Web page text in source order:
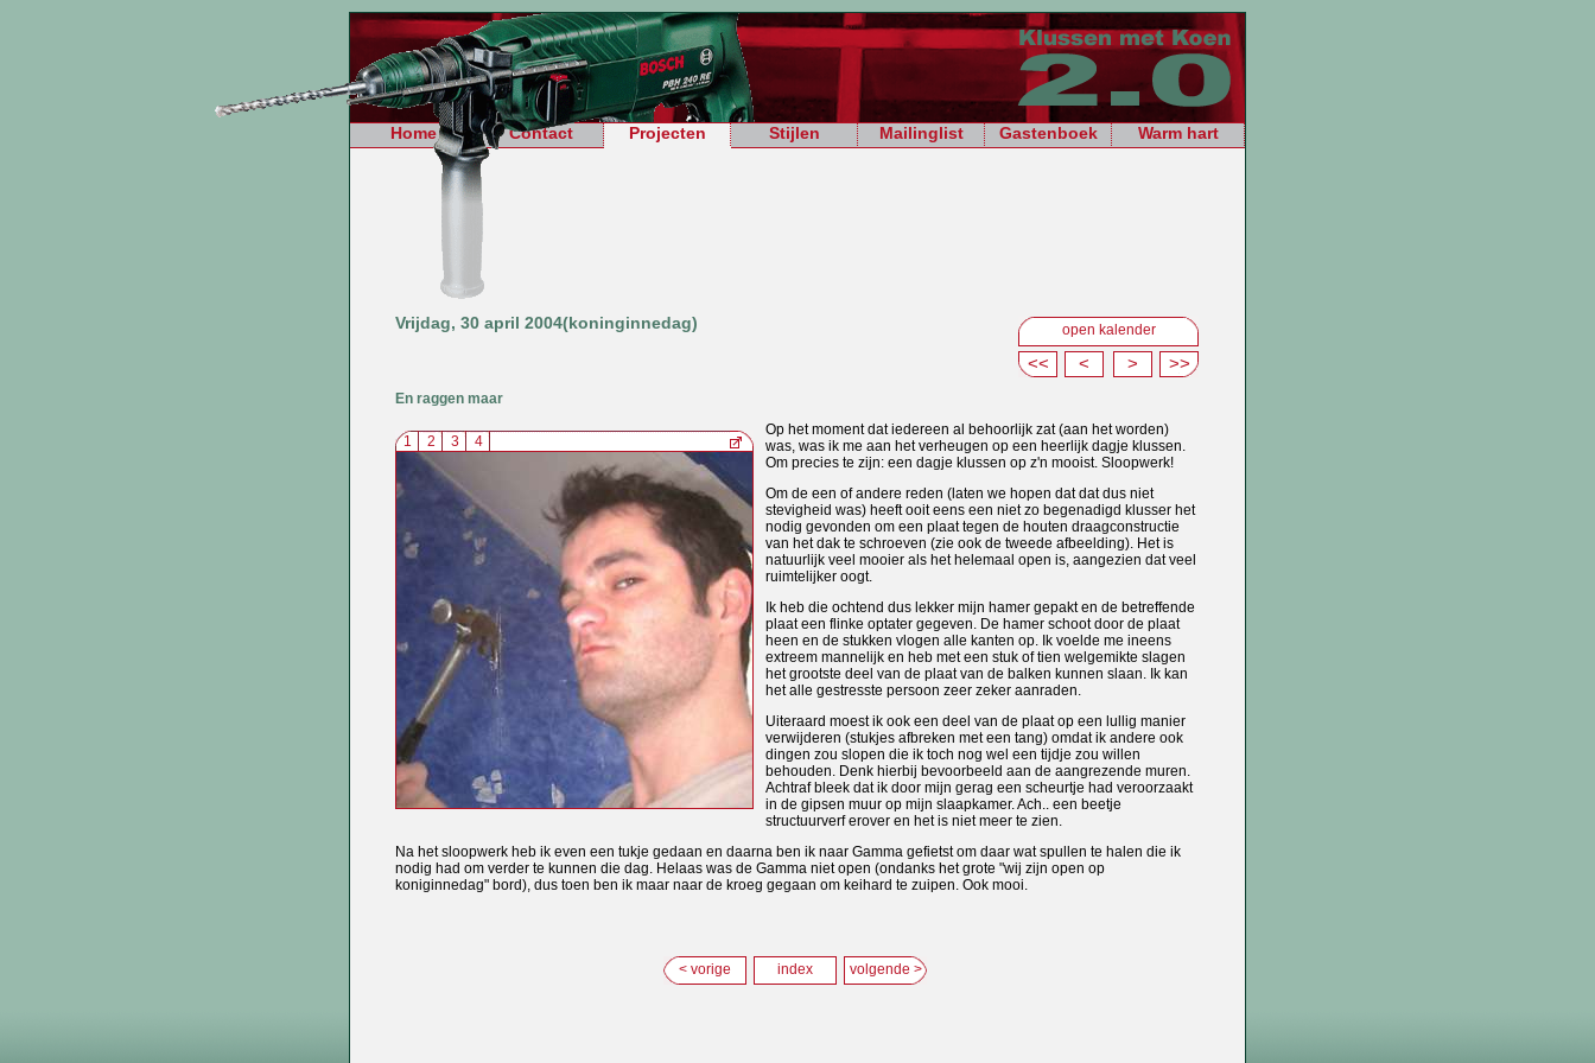
Home Contact Projecten Stijlen Mailinglist Gastenboek Warm hart
open kalender
<< < > >>
Vrijdag, 30 april 2004(koninginnedag)
En raggen maar
1 2 3 4
Op het moment dat iedereen al behoorlijk zat (aan het worden)
was, was ik me aan het verheugen op een heerlijk dagje klussen.
Om precies te zijn: een dagje klussen op z'n mooist. Sloopwerk!
Om de een of andere reden (laten we hopen dat dat dus niet
stevigheid was) heeft ooit eens een niet zo begenadigd klusser het
nodig gevonden om een plaat tegen de houten draagconstructie
van het dak te schroeven (zie ook de tweede afbeelding). Het is
natuurlijk veel mooier als het helemaal open is, aangezien dat veel
ruimtelijker oogt.
Ik heb die ochtend dus lekker mijn hamer gepakt en de betreffende
plaat een flinke optater gegeven. De hamer schoot door de plaat
heen en de stukken vlogen alle kanten op. Ik voelde me ineens
extreem mannelijk en heb met een stuk of tien welgemikte slagen
het grootste deel van de plaat van de balken kunnen slaan. Ik kan
het alle gestresste persoon zeer zeker aanraden.
Uiteraard moest ik ook een deel van de plaat op een lullig manier
verwijderen (stukjes afbreken met een tang) omdat ik andere ook
dingen zou slopen die ik toch nog wel een tijdje zou willen
behouden. Denk hierbij bevoorbeeld aan de aangrezende muren.
Achtraf bleek dat ik door mijn gerag een scheurtje had veroorzaakt
in de gipsen muur op mijn slaapkamer. Ach.. een beetje
structuurverf erover en het is niet meer te zien.
Na het sloopwerk heb ik even een tukje gedaan en daarna ben ik naar Gamma gefietst om daar wat spullen te halen die ik
nodig had om verder te kunnen die dag. Helaas was de Gamma niet open (ondanks het grote "wij zijn open op
koniginnedag" bord), dus toen ben ik maar naar de kroeg gegaan om keihard te zuipen. Ook mooi.
< vorige index volgende >